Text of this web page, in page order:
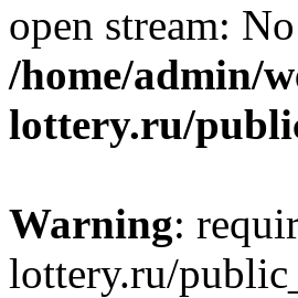
open stream:
/home/admin/
lottery.ru/
Warning:
lottery.ru/